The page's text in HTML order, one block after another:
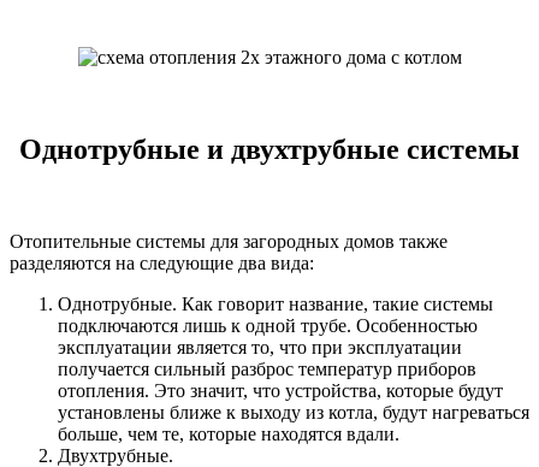
Однотрубные и двухтрубные системы
Отопительные системы для загородных домов также
разделяются на следующие два вида:
Однотрубные. Как говорит название, такие системы
подключаются лишь к одной трубе. Особенностью
эксплуатации является то, что при эксплуатации
получается сильный разброс температур приборов
отопления. Это значит, что устройства, которые будут
установлены ближе к выходу из котла, будут нагреваться
больше, чем те, которые находятся вдали.
Двухтрубные.